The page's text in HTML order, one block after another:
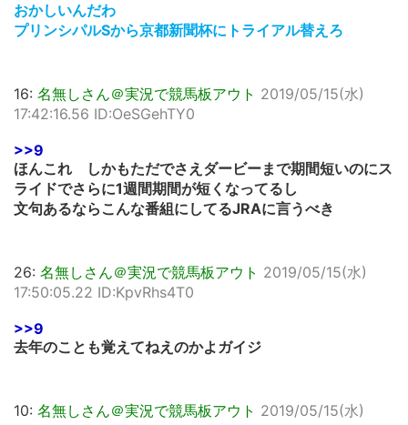
おかしいんだわ
プリンシパルSから京都新聞杯にトライアル替えろ
16: 名無しさん＠実況で競馬板アウト 2019/05/15(水)
17:42:16.56 ID:OeSGehTY0
>>9
ほんこれ しかもただでさえダービーまで期間短いのにス
ライドでさらに1週間期間が短くなってるし
文句あるならこんな番組にしてるJRAに言うべき
26: 名無しさん＠実況で競馬板アウト 2019/05/15(水)
17:50:05.22 ID:KpvRhs4T0
>>9
去年のことも覚えてねえのかよガイジ
10: 名無しさん＠実況で競馬板アウト 2019/05/15(水)